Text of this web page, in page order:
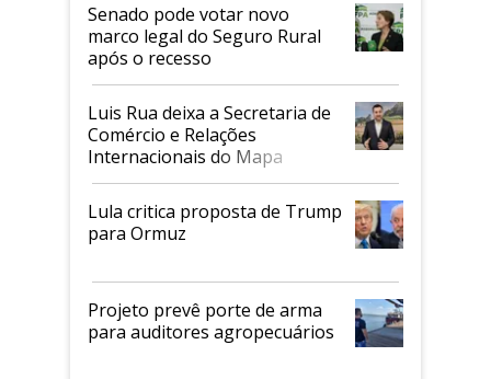
Senado pode votar novo
marco legal do Seguro Rural
após o recesso
Luis Rua deixa a Secretaria de
Comércio e Relações
Internacionais do Mapa
Lula critica proposta de Trump
para Ormuz
Projeto prevê porte de arma
para auditores agropecuários